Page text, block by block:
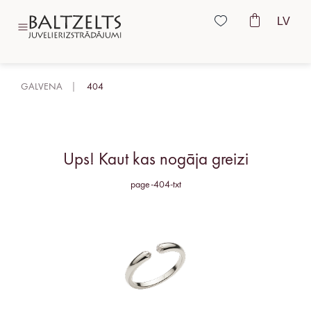
LV
GALVENA 404
Ups! Kaut kas nogāja greizi
page-404-txt